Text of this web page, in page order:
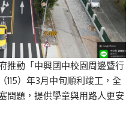
推動「中興國中校園周邊暨行
115）年3月中旬順利竣工，全
問題，提供學童與用路人更安